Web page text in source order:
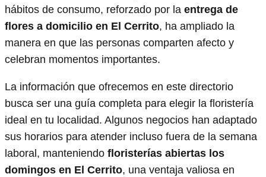
hábitos de consumo, reforzado por la entrega de
flores a domicilio en El Cerrito, ha ampliado la
manera en que las personas comparten afecto y
celebran momentos importantes.
La información que ofrecemos en este directorio
busca ser una guía completa para elegir la floristería
ideal en tu localidad. Algunos negocios han adaptado
sus horarios para atender incluso fuera de la semana
laboral, manteniendo floristerías abiertas los
domingos en El Cerrito, una ventaja valiosa en